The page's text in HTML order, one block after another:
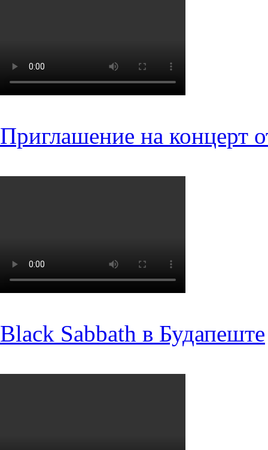
Приглашение на концерт
Black Sabbath в Будапеште